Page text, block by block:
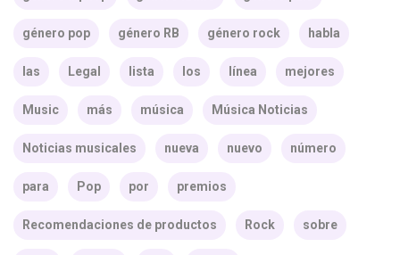
género pop género RB género rock habla
las Legal lista los línea mejores
Music más música Música Noticias
Noticias musicales nueva nuevo número
para Pop por premios
Recomendaciones de productos Rock sobre